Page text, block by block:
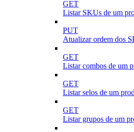
GET
Listar SKUs de um
PUT
Atualizar ordem dos
GET
Listar combos de um
GET
Listar selos de um
GET
Listar grupos de um